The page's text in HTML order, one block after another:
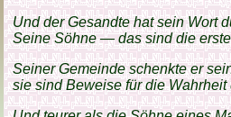
Und der Gesandte hat sein Wort
Seine Söhne — das sind die
Seiner Gemeinde schenkte er
sie sind Beweise für die Wahrheit